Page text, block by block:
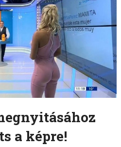
a képre!